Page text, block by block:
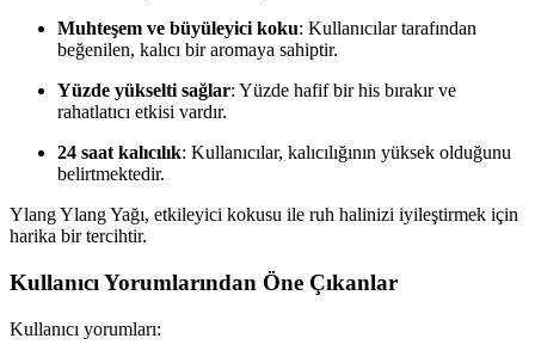
Muhteşem ve büyüleyici koku: Kullanıcılar tarafından
beğenilen, kalıcı bir aromaya sahiptir.
Yüzde yükselti sağlar: Yüzde hafif bir his bırakır ve
rahatlatıcı etkisi vardır.
24 saat kalıcılık: Kullanıcılar, kalıcılığının yüksek olduğunu
belirtmektedir.
Ylang Ylang Yağı, etkileyici kokusu ile ruh halinizi iyileştirmek için
harika bir tercihtir.
Kullanıcı Yorumlarından Öne Çıkanlar
Kullanıcı yorumları: